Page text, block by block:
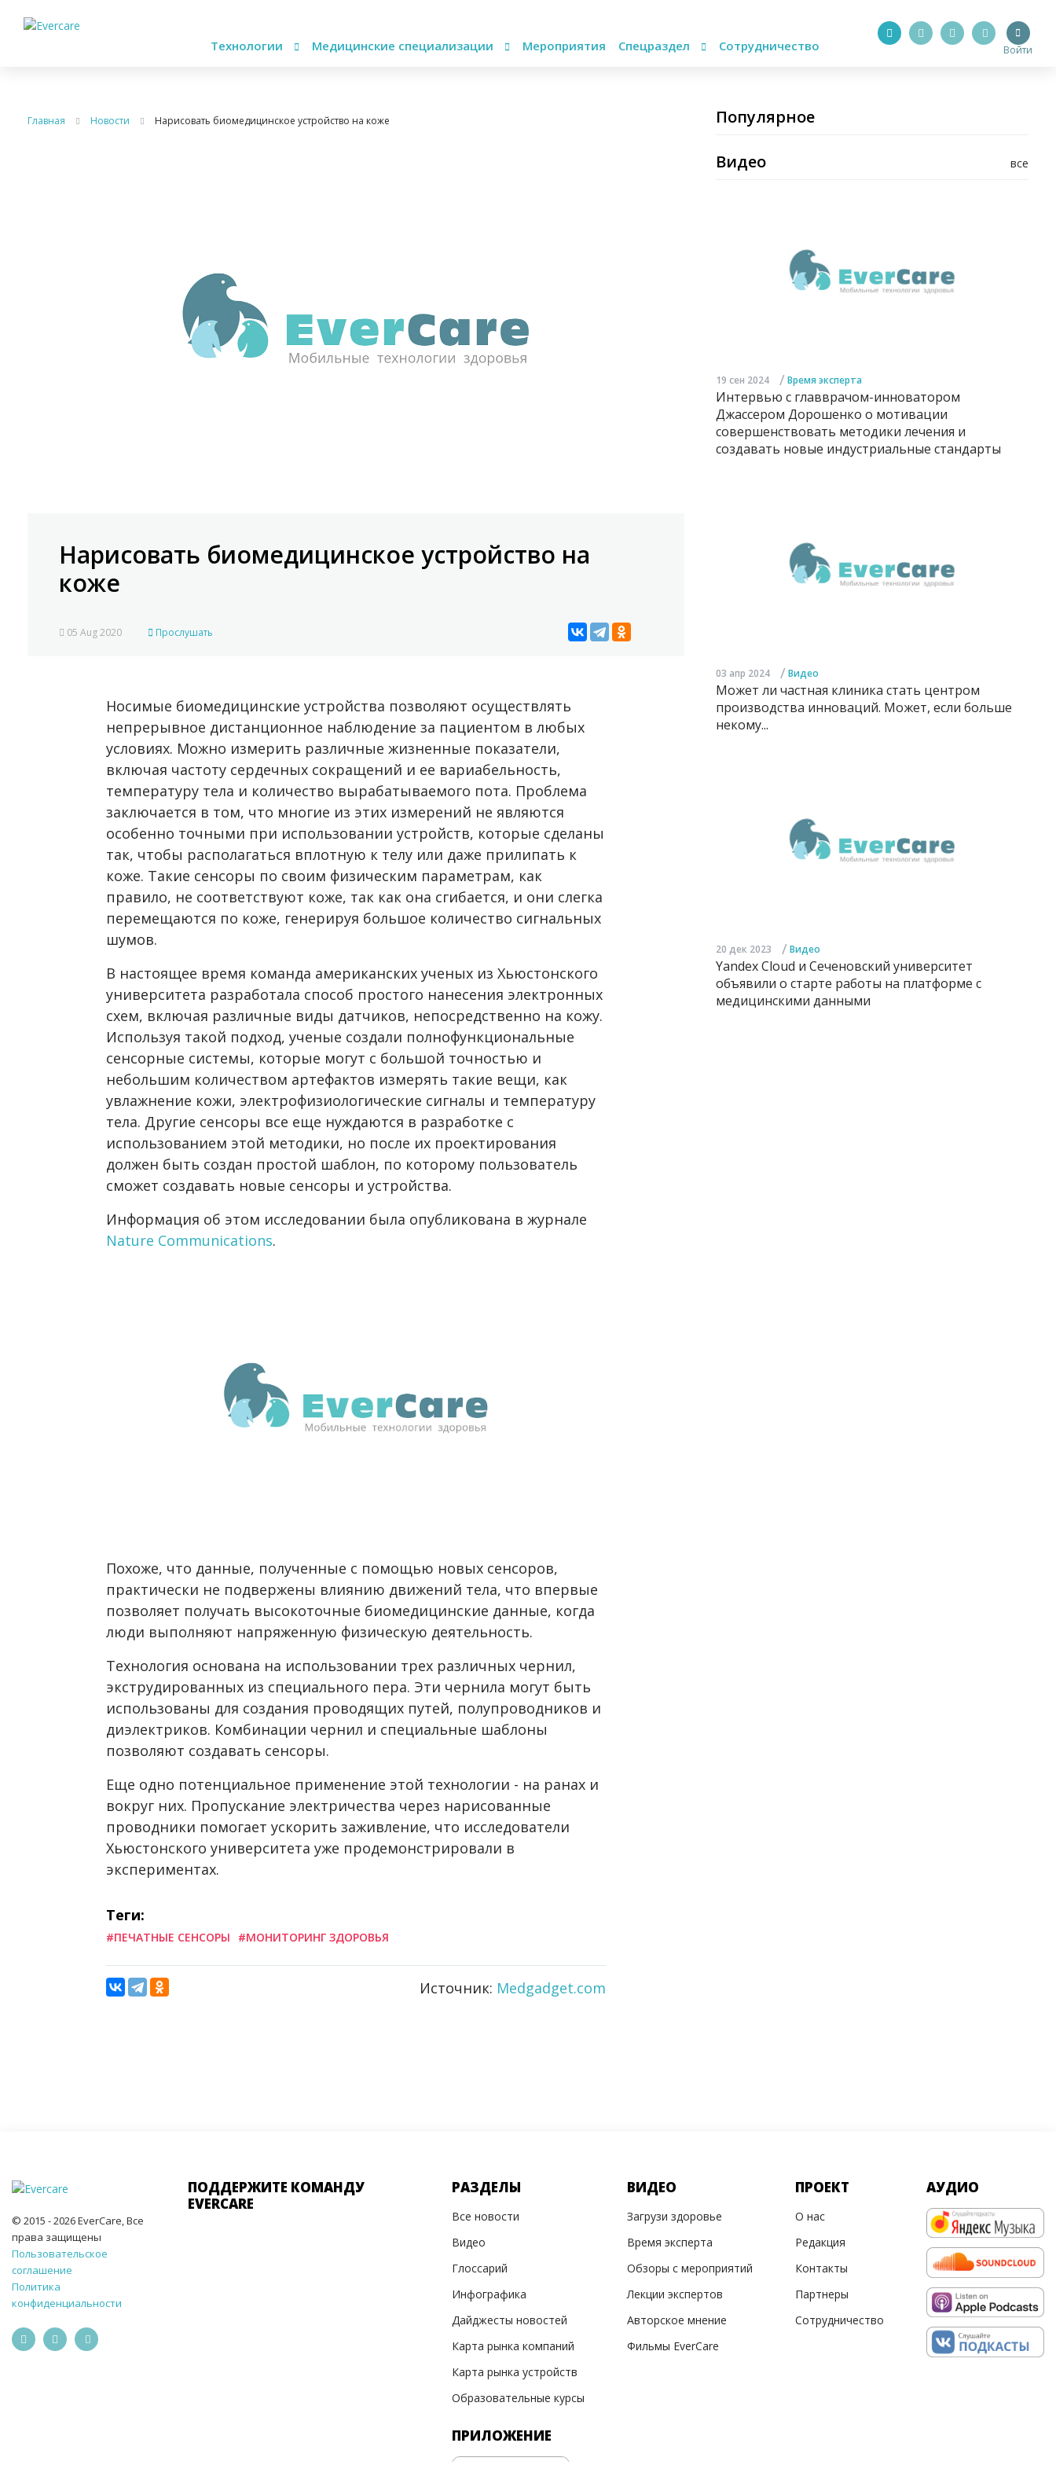
Технологии Медицинские специализации Мероприятия Спецраздел Сотрудничество Войти
Главная Новости Нарисовать биомедицинское устройство на коже
Нарисовать биомедицинское устройство на
коже
05 Aug 2020 Прослушать
Носимые биомедицинские устройства позволяют осуществлять
непрерывное дистанционное наблюдение за пациентом в любых
условиях. Можно измерить различные жизненные показатели,
включая частоту сердечных сокращений и ее вариабельность,
температуру тела и количество вырабатываемого пота. Проблема
заключается в том, что многие из этих измерений не являются
особенно точными при использовании устройств, которые сделаны
так, чтобы располагаться вплотную к телу или даже прилипать к
коже. Такие сенсоры по своим физическим параметрам, как
правило, не соответствуют коже, так как она сгибается, и они слегка
перемещаются по коже, генерируя большое количество сигнальных
шумов.
В настоящее время команда американских ученых из Хьюстонского
университета разработала способ простого нанесения электронных
схем, включая различные виды датчиков, непосредственно на кожу.
Используя такой подход, ученые создали полнофункциональные
сенсорные системы, которые могут с большой точностью и
небольшим количеством артефактов измерять такие вещи, как
увлажнение кожи, электрофизиологические сигналы и температуру
тела. Другие сенсоры все еще нуждаются в разработке с
использованием этой методики, но после их проектирования
должен быть создан простой шаблон, по которому пользователь
сможет создавать новые сенсоры и устройства.
Информация об этом исследовании была опубликована в журнале
Nature Communications.
Похоже, что данные, полученные с помощью новых сенсоров,
практически не подвержены влиянию движений тела, что впервые
позволяет получать высокоточные биомедицинские данные, когда
люди выполняют напряженную физическую деятельность.
Технология основана на использовании трех различных чернил,
экструдированных из специального пера. Эти чернила могут быть
использованы для создания проводящих путей, полупроводников и
диэлектриков. Комбинации чернил и специальные шаблоны
позволяют создавать сенсоры.
Еще одно потенциальное применение этой технологии - на ранах и
вокруг них. Пропускание электричества через нарисованные
проводники помогает ускорить заживление, что исследователи
Хьюстонского университета уже продемонстрировали в
экспериментах.
Теги:
#ПЕЧАТНЫЕ СЕНСОРЫ #МОНИТОРИНГ ЗДОРОВЬЯ
Источник: Medgadget.com
Популярное
все
Видео
19 сен 2024 / Время эксперта
Интервью с главврачом-инноватором
Джассером Дорошенко о мотивации
совершенствовать методики лечения и
создавать новые индустриальные стандарты
03 апр 2024 / Видео
Может ли частная клиника стать центром
производства инноваций. Может, если больше
некому...
20 дек 2023 / Видео
Yandex Cloud и Сеченовский университет
объявили о старте работы на платформе с
медицинскими данными
© 2015 - 2026 EverCare, Все
права защищены
Пользовательское
соглашение
Политика
конфиденциальности
ПОДДЕРЖИТЕ КОМАНДУ
EVERCARE
РАЗДЕЛЫ
Все новости
Видео
Глоссарий
Инфографика
Дайджесты новостей
Карта рынка компаний
Карта рынка устройств
Образовательные курсы
ПРИЛОЖЕНИЕ
ВИДЕО
Загрузи здоровье
Время эксперта
Обзоры с мероприятий
Лекции экспертов
Авторское мнение
Фильмы EverCare
ПРОЕКТ
О нас
Редакция
Контакты
Партнеры
Сотрудничество
АУДИО